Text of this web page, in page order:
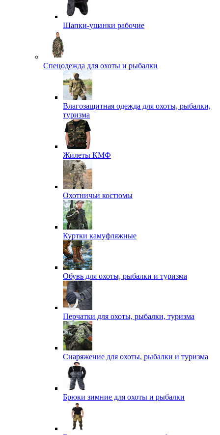
Шапки-ушанки рабочие
Спецодежда для охоты и рыбалки
Влагозащитная одежда для охоты, рыбалки,
туризма
Жилеты КМФ
Охотничьи костюмы
Куртки камуфляжные
Обувь для охоты, рыбалки и туризма
Перчатки для охоты, рыбалки, туризма
Снаряжение для охоты, рыбалки и туризма
Брюки зимние для охоты и рыбалки